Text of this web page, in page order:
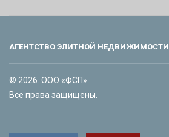
АГЕНТСТВО ЭЛИТНОЙ НЕДВИЖИМОСТИ
© 2026. ООО «ФСП».
Все права защищены.